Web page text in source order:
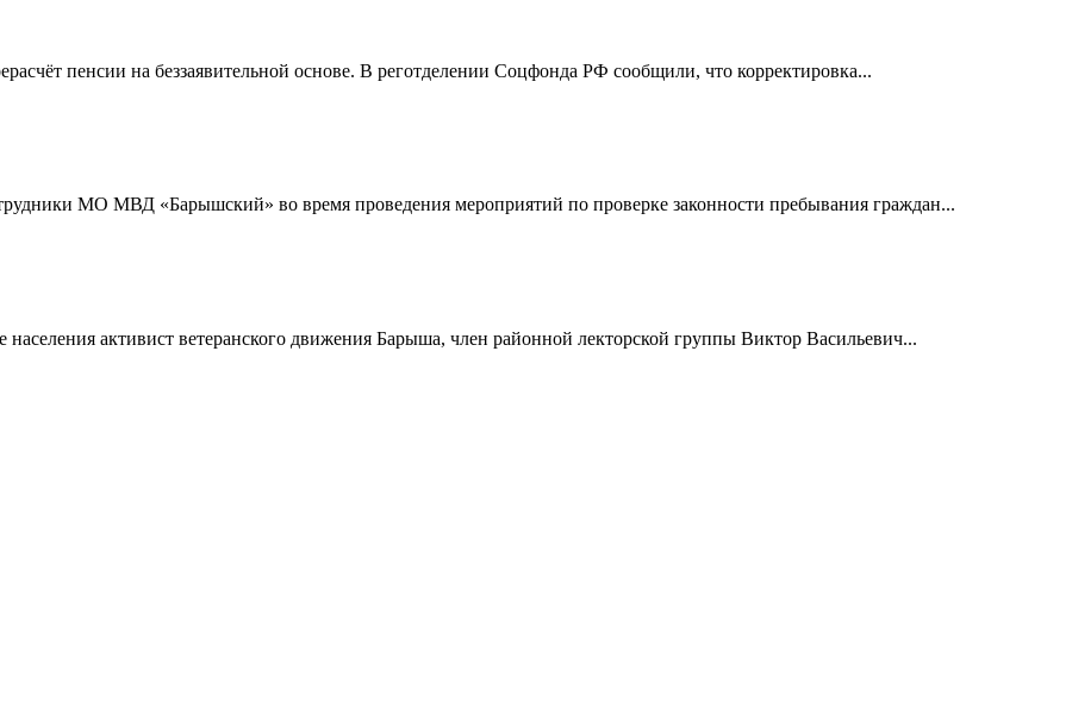
пенсии на беззаявительной основе. В реготделении Соцфонда РФ сообщили, что корректировка...
МО МВД «Барышский» во время проведения мероприятий по проверке законности пребывания граждан...
активист ветеранского движения Барыша, член районной лекторской группы Виктор Васильевич...